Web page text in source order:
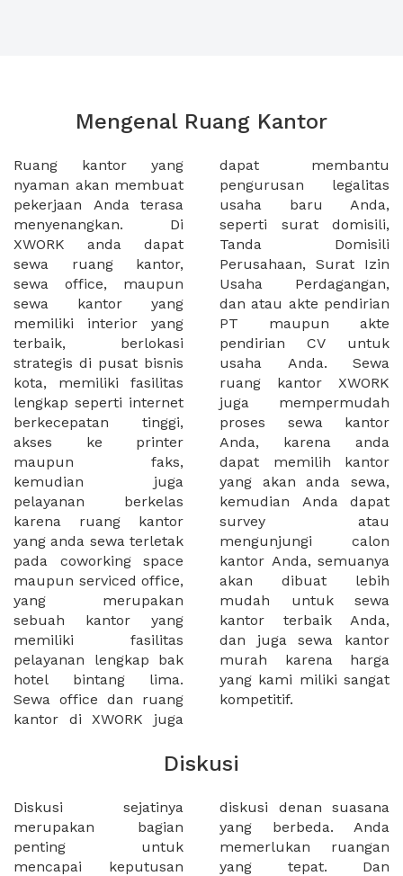
Mengenal Ruang Kantor
Ruang kantor yang
nyaman akan membuat
pekerjaan Anda terasa
menyenangkan. Di
XWORK anda dapat
sewa ruang kantor,
sewa office, maupun
sewa kantor yang
memiliki interior yang
terbaik, berlokasi
strategis di pusat bisnis
kota, memiliki fasilitas
lengkap seperti internet
berkecepatan tinggi,
akses ke printer
maupun faks,
kemudian juga
pelayanan berkelas
karena ruang kantor
yang anda sewa terletak
pada coworking space
maupun serviced office,
yang merupakan
sebuah kantor yang
memiliki fasilitas
pelayanan lengkap bak
hotel bintang lima.
Sewa office dan ruang
kantor di XWORK juga
dapat membantu
pengurusan legalitas
usaha baru Anda,
seperti surat domisili,
Tanda Domisili
Perusahaan, Surat Izin
Usaha Perdagangan,
dan atau akte pendirian
PT maupun akte
pendirian CV untuk
usaha Anda. Sewa
ruang kantor XWORK
juga mempermudah
proses sewa kantor
Anda, karena anda
dapat memilih kantor
yang akan anda sewa,
kemudian Anda dapat
survey atau
mengunjungi calon
kantor Anda, semuanya
akan dibuat lebih
mudah untuk sewa
kantor terbaik Anda,
dan juga sewa kantor
murah karena harga
yang kami miliki sangat
kompetitif.
Diskusi
Diskusi sejatinya
merupakan bagian
penting untuk
mencapai keputusan
diskusi denan suasana
yang berbeda. Anda
memerlukan ruangan
yang tepat. Dan